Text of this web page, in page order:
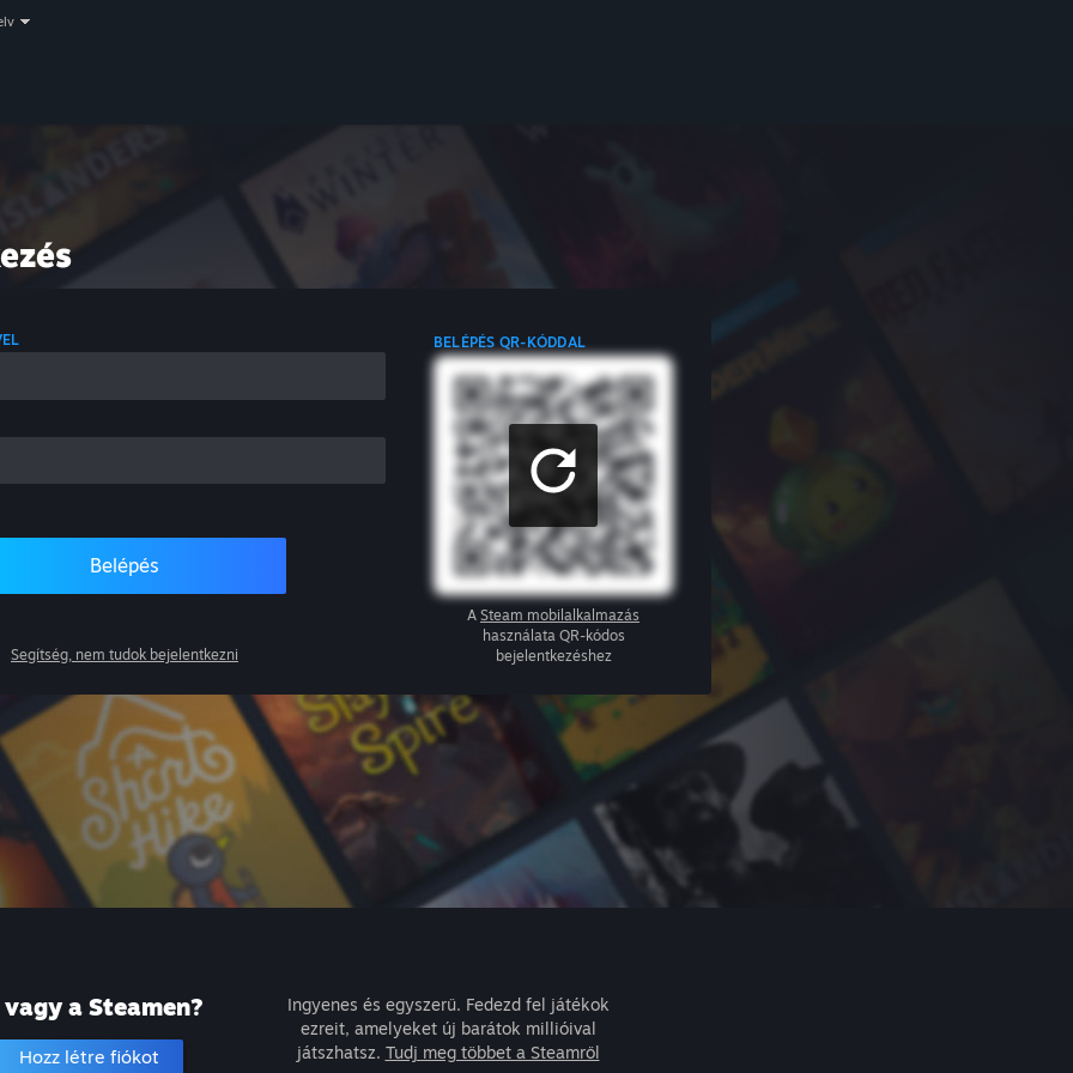
Belépés
Segítség, nem tudok bejelentkezni
BELÉPÉS QR-KÓDDAL
A Steam mobilalkalmazás
használata QR-kódos
bejelentkezéshez
vagy a Steamen?
Hozz létre fiókot
Ingyenes és egyszerű. Fedezd fel játékok
ezreit, amelyeket új barátok millióival
játszhatsz. Tudj meg többet a Steamről